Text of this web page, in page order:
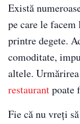
Există
pe care le facem
printre degete.
comoditate,
altele.
restaurantpoate
Fie că nu vreți